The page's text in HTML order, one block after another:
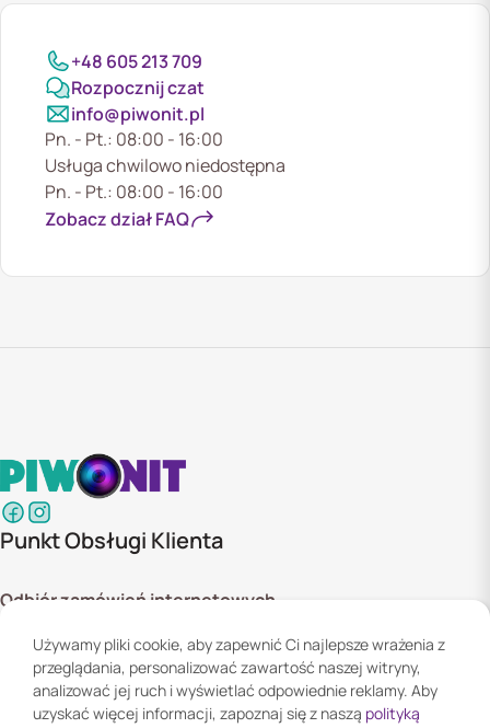
+48 605 213 709
Rozpocznij czat
info@piwonit.pl
Pn. - Pt.: 08:00 - 16:00
Usługa chwilowo niedostępna
Pn. - Pt.: 08:00 - 16:00
Zobacz dział FAQ
Punkt Obsługi Klienta
Odbiór zamówień internetowych
02-285 Warszawa
Godziny otwarcia:
Pn. - Pt. 08:00 - 16:00
Używamy pliki cookie, aby zapewnić Ci najlepsze wrażenia z
przeglądania, personalizować zawartość naszej witryny,
analizować jej ruch i wyświetlać odpowiednie reklamy. Aby
uzyskać więcej informacji, zapoznaj się z naszą polityką